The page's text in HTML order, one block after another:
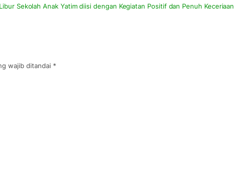
Libur Sekolah Anak Yatim diisi dengan Kegiatan Positif dan Penuh Keceriaan
wajib ditandai *